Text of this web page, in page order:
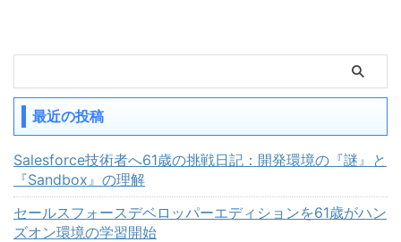
最近の投稿
Salesforce技術者へ61歳の挑戦日記：開発環境の『謎』と
『Sandbox』の理解
セールスフォースデベロッパーエディションを61歳がハン
ズオン環境の学習開始